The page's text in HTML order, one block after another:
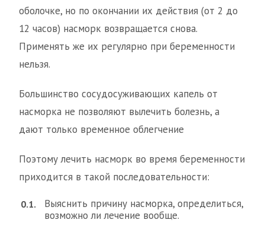
оболочке, но по окончании их действия (от 2 до
12 часов) насморк возвращается снова.
Применять же их регулярно при беременности
нельзя.
Большинство сосудосуживающих капель от
насморка не позволяют вылечить болезнь, а
дают только временное облегчение
Поэтому лечить насморк во время беременности
приходится в такой последовательности:
Выяснить причину насморка, определиться,
возможно ли лечение вообще.